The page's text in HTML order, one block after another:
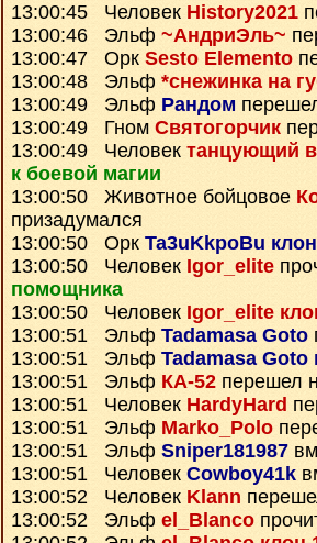
13:00:45 Человек History2021
13:00:46 Эльф ~АндриЭль~
13:00:47 Орк Sesto Elemento
13:00:48 Эльф *снежинка на
13:00:49 Эльф Рандом
13:00:49 Гном Святогорчик
13:00:49 Человек танцующий
к боевой магии
13:00:50 Животное бойцовое
призадумался
13:00:50 Орк Ta3uKkpoBu
13:00:50 Человек Igor_elite
помощника
13:00:50 Человек Igor_elite
13:00:51 Эльф Tadamasa Goto
13:00:51 Эльф Tadamasa Goto
13:00:51 Эльф КА-52 перешел
13:00:51 Человек HardyHard
13:00:51 Эльф Marko_Polo
13:00:51 Эльф Sniper181987
13:00:51 Человек Cowboy41k
13:00:52 Человек Klann
13:00:52 Эльф el_Blanco